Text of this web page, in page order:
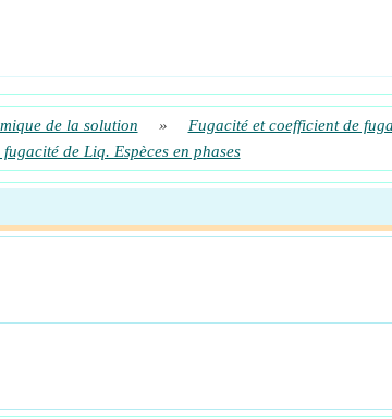
de la solution » Fugacité et coefficient de
de Liq. Espèces en phases